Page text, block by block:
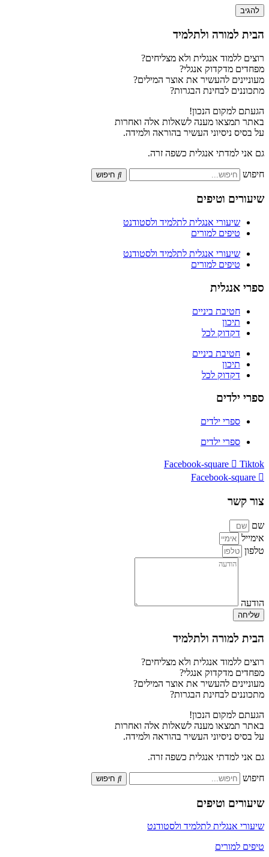
הבית למורה ולתלמיד
רוצים ללמוד אנגלית ולא מצליחים?
מפחדים מדקדוק אנגלי?
מעוניינים להעשיר את אוצר המילים?
מתכוננים לבחינת הבגרות?
הגעתם למקום הנכון!
באתר תמצאו מענה לשאלות אלה ואחרות
על בסיס ניסיוני העשיר בהוראה ולמידה.
גם אני למדתי אנגלית כשפה זרה.
חיפוש חיפוש
שיעורים וטיפים
שיעורי אנגלית לתלמיד ולסטודנט
טיפים למורים
שיעורי אנגלית לתלמיד ולסטודנט
טיפים למורים
ספרי אנגלית
חטיבת ביניים
תיכון
דקדוק לכל
חטיבת ביניים
תיכון
דקדוק לכל
ספרי ילדים
ספרי ילדים
ספרי ילדים
Facebook-square
Tiktok
Facebook-square
צור קשר
שם
אימייל
טלפון
הודעה
שליחה
הבית למורה ולתלמיד
רוצים ללמוד אנגלית ולא מצליחים?
מפחדים מדקדוק אנגלי?
מעוניינים להעשיר את אוצר המילים?
מתכוננים לבחינת הבגרות?
הגעתם למקום הנכון!
באתר תמצאו מענה לשאלות אלה ואחרות
על בסיס ניסיוני העשיר בהוראה ולמידה.
גם אני למדתי אנגלית כשפה זרה.
חיפוש חיפוש
שיעורים וטיפים
שיעורי אנגלית לתלמיד ולסטודנט
טיפים למורים